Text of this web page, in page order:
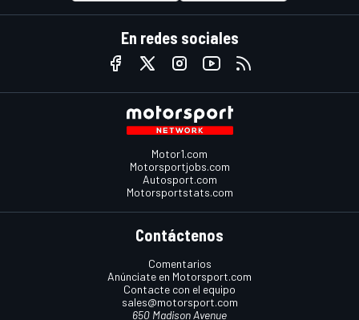
En redes sociales
Motor1.com
Motorsportjobs.com
Autosport.com
Motorsportstats.com
Contáctenos
Comentarios
Anúnciate en Motorsport.com
Contacte con el equipo
sales@motorsport.com
650 Madison Avenue